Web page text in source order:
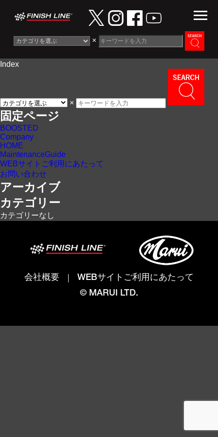
×
Information
Maintenance Guide
Contact
Index
×
固定ページ
BOOSTED
Company
HOME
MaintenanceGuide
WEBサイトご利用にあたって
お問い合わせ
アーカイブ
カテゴリー
カテゴリーなし
会社概要
WEBサイトご利用にあたって
© MARUI LTD.